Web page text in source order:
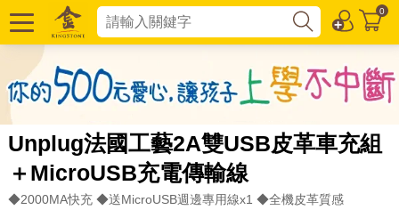
0
Unplug法國工藝2A雙USB皮革車充組
＋MicroUSB充電傳輸線
◆2000MA快充 ◆送MicroUSB週邊專用線x1 ◆全機皮革質感